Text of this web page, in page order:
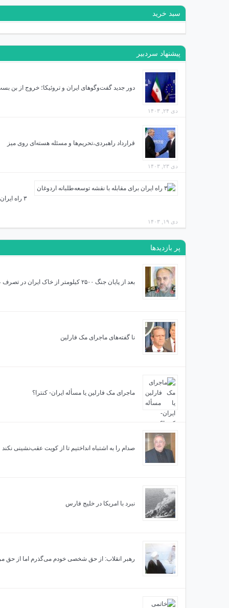
سبد خرید
پیشنهاد سردبیر
دور جدید گفت‌وگوهای ایران و تروئیکا؛ خروج از بن
دی ۲۴, ۱۴۰۳
قرارداد راهبردی،تحریم‌ها و مسئله هسته‌ای روی میز
دی ۲۳, ۱۴۰۳
۳ راه ایران برای مقابله با نقشه توسعه‌طلبانه اردوغان
دی ۱۹, ۱۴۰۳
پر بازدیدها
بعد از پایان جنگ ۲۵۰۰ کیلومتر از خاک ایران در تصرف عراق بود
نا گفته‌های ماجرای مک فارلین
ماجرای مک فارلین یا مسأله ایران- کنترا؟
صدام را به اشتباه انداختیم تا از کویت عقب‌نشینی نکند
نبرد با امریکا در خلیج فارس
رهبر انقلاب: از حق شخصی خودم می‌گذرم اما از حق